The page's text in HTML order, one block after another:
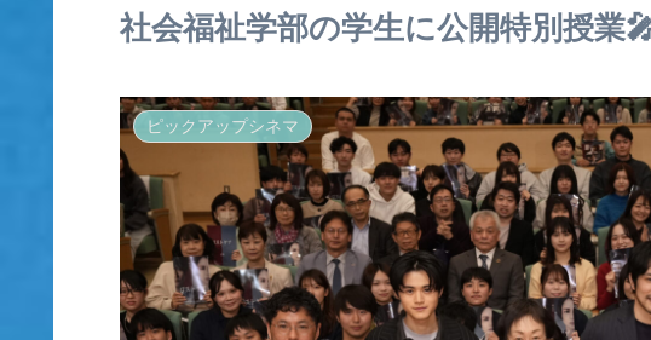
社会福祉学部の学生に公開特別授業
ピックアップシネマ